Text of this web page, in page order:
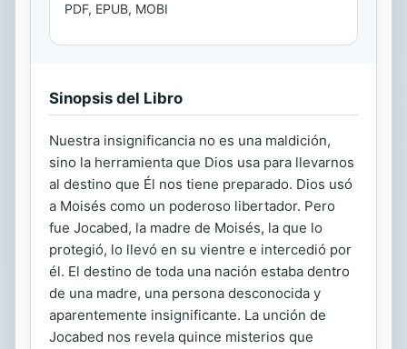
PDF, EPUB, MOBI
Sinopsis del Libro
Nuestra insignificancia no es una maldición,
sino la herramienta que Dios usa para llevarnos
al destino que Él nos tiene preparado. Dios usó
a Moisés como un poderoso libertador. Pero
fue Jocabed, la madre de Moisés, la que lo
protegió, lo llevó en su vientre e intercedió por
él. El destino de toda una nación estaba dentro
de una madre, una persona desconocida y
aparentemente insignificante. La unción de
Jocabed nos revela quince misterios que